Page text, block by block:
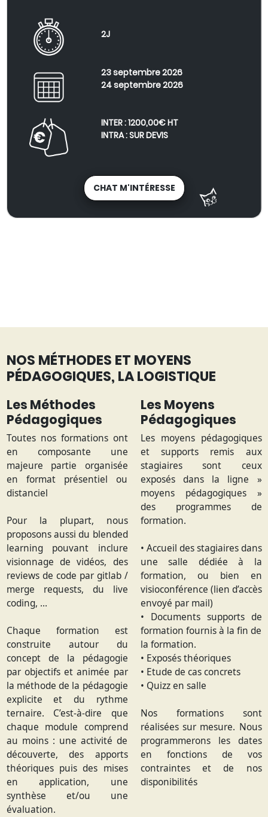
2J
23 septembre 2026
24 septembre 2026
INTER : 1200,00€ HT
INTRA : SUR DEVIS
CHAT M'INTÉRESSE
NOS MÉTHODES ET MOYENS
PÉDAGOGIQUES, LA LOGISTIQUE
Les Méthodes
Pédagogiques
Toutes nos formations ont
en composante une
majeure partie organisée
en format présentiel ou
distanciel
Pour la plupart, nous
proposons aussi du blended
learning pouvant inclure
visionnage de vidéos, des
reviews de code par gitlab /
merge requests, du live
coding, …
Chaque formation est
construite autour du
concept de la pédagogie
par objectifs et animée par
la méthode de la pédagogie
explicite et du rythme
ternaire. C’est-à-dire que
chaque module comprend
au moins : une activité de
découverte, des apports
théoriques puis des mises
en application, une
synthèse et/ou une
évaluation.
Les Moyens
Pédagogiques
Les moyens pédagogiques
et supports remis aux
stagiaires sont ceux
exposés dans la ligne »
moyens pédagogiques »
des programmes de
formation.
• Accueil des stagiaires dans
une salle dédiée à la
formation, ou bien en
visioconférence (lien d’accès
envoyé par mail)
• Documents supports de
formation fournis à la fin de
la formation.
• Exposés théoriques
• Etude de cas concrets
• Quizz en salle
Nos formations sont
réalisées sur mesure. Nous
programmerons les dates
en fonctions de vos
contraintes et de nos
disponibilités